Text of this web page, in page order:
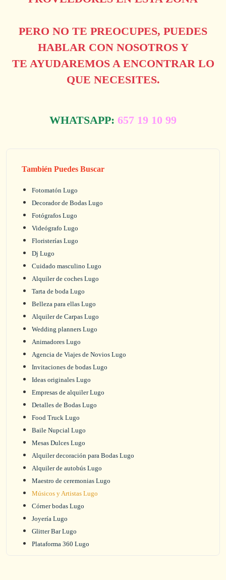
PERO NO TE PREOCUPES, PUEDES
HABLAR CON NOSOTROS Y
TE AYUDAREMOS A ENCONTRAR LO
QUE NECESITES.
WHATSAPP: 657 19 10 99
También Puedes Buscar
Fotomatón Lugo
Decorador de Bodas Lugo
Fotógrafos Lugo
Videógrafo Lugo
Floristerías Lugo
Dj Lugo
Cuidado masculino Lugo
Alquiler de coches Lugo
Tarta de boda Lugo
Belleza para ellas Lugo
Alquiler de Carpas Lugo
Wedding planners Lugo
Animadores Lugo
Agencia de Viajes de Novios Lugo
Invitaciones de bodas Lugo
Ideas originales Lugo
Empresas de alquiler Lugo
Detalles de Bodas Lugo
Food Truck Lugo
Baile Nupcial Lugo
Mesas Dulces Lugo
Alquiler decoración para Bodas Lugo
Alquiler de autobús Lugo
Maestro de ceremonias Lugo
Músicos y Artistas Lugo
Córner bodas Lugo
Joyería Lugo
Glitter Bar Lugo
Plataforma 360 Lugo